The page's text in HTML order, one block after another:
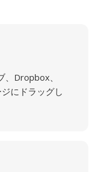
Dropbox、
にドラッグし